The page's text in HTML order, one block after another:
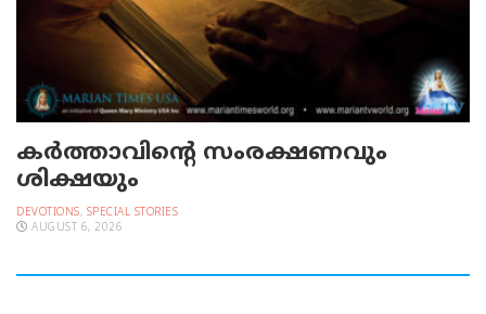
കർത്താവിന്റെ സംരക്ഷണവും
ശിക്ഷയും
DEVOTIONS, SPECIAL STORIES
AUGUST 6, 2026